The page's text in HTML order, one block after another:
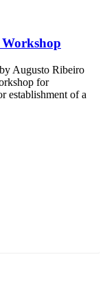
Augusto Ribeiro
for
establishment of a